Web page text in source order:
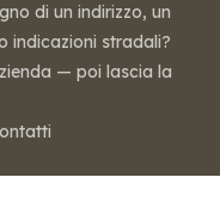
di un indirizzo, un
indicazioni stradali?
— poi lascia la